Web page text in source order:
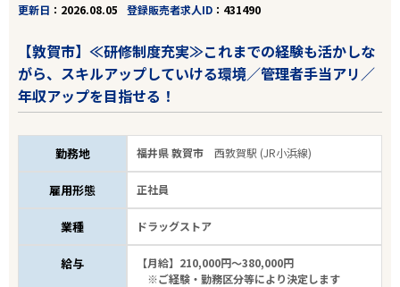
更新日
2026.08.05 登録販売者求人ID 431490
【敦賀市】≪研修制度充実≫これまでの経験も活かしな
がら、スキルアップしていける環境／管理者手当アリ／
年収アップを目指せる！
勤務地 福井県 敦賀市西敦賀駅 (JR小浜線)
雇用形態 正社員
業種 ドラッグストア
給与
【月給】210,000円～380,000円
※ご経験・勤務区分等により決定します